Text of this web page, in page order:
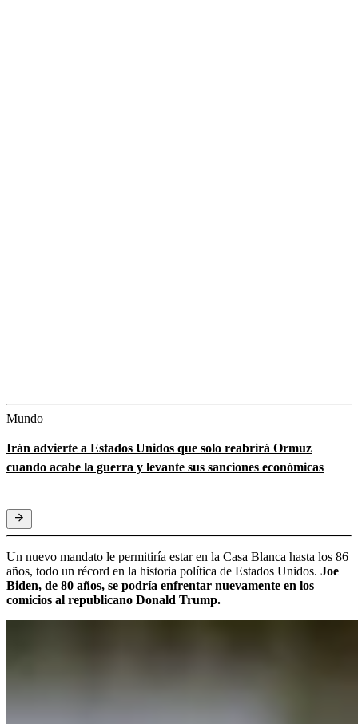
Mundo
Irán advierte a Estados Unidos que solo reabrirá Ormuz
cuando acabe la guerra y levante sus sanciones económicas
Un nuevo mandato le permitiría estar en la Casa Blanca hasta los 86
años, todo un récord en la historia política de Estados Unidos. Joe
Biden, de 80 años, se podría enfrentar nuevamente en los
comicios al republicano Donald Trump.